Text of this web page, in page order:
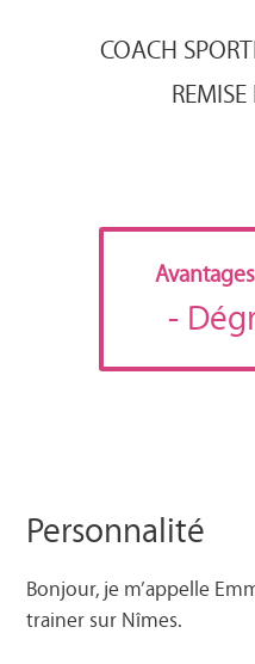
COACH
-
Personnalité
Bonjour, je m’appelle
trainer sur Nîmes.